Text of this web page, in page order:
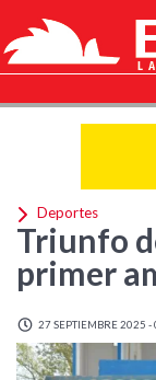
Deportes
Triunfo
primer
27 SEPTIEMBRE 2025 -